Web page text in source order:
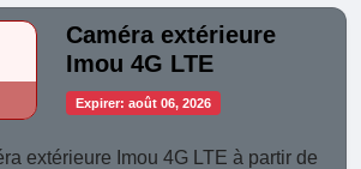
Caméra extérieure
Imou 4G LTE
Expirer: août 06, 2026
extérieure Imou 4G LTE à partir de